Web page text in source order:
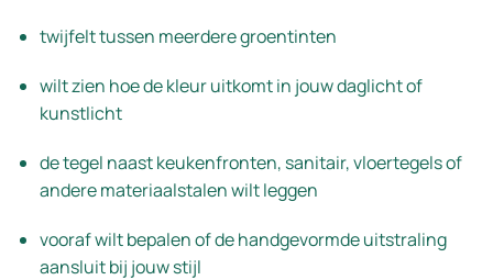
twijfelt tussen meerdere groentinten
wilt zien hoe de kleur uitkomt in jouw daglicht of
kunstlicht
de tegel naast keukenfronten, sanitair, vloertegels of
andere materiaalstalen wilt leggen
vooraf wilt bepalen of de handgevormde uitstraling
aansluit bij jouw stijl